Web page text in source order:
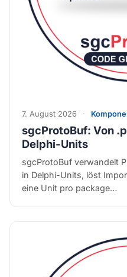
7. August 2026 ·
sgcProtoBuf: Von
Delphi-Units
sgcProtoBuf verwandelt
in Delphi-Units, löst
eine Unit pro package…